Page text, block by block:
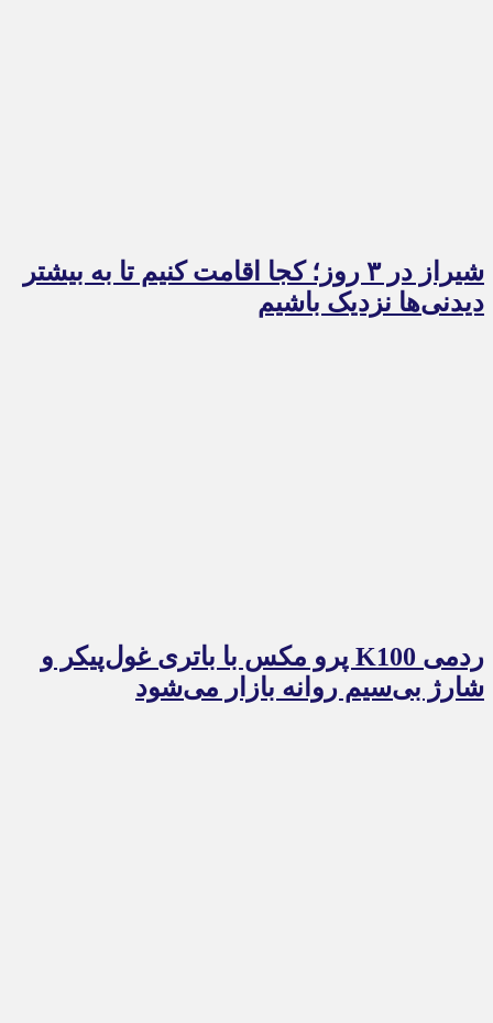
شیراز در ۳ روز؛ کجا اقامت کنیم تا به بیشتر
دیدنی‌ها نزدیک باشیم
ردمی K100 پرو مکس با باتری غول‌پیکر و
شارژ بی‌سیم روانه بازار می‌شود